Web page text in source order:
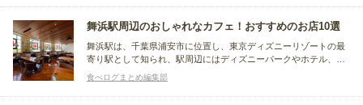
舞浜駅周辺のおしゃれなカフェ！おすすめのお店10選
舞浜駅は、千葉県浦安市に位置し、東京ディズニーリゾートの最
寄り駅として知られ、駅周辺にはディズニーパークやホテル、シ
ョッピング施設が集まり、観光客で賑わいます。交通の便が良
く、JR京葉線で東京方面へのアクセスも便利です。今回はその舞
浜周辺の、おしゃれなカフェに注目。おすすめのカフェをまとめ
食べログまとめ編集部